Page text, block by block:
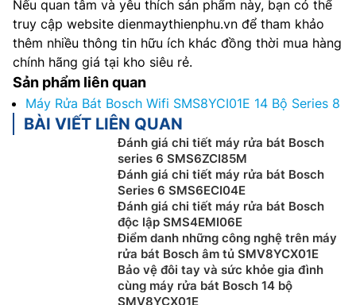
Nếu quan tâm và yêu thích sản phẩm này, bạn có thể
truy cập website dienmaythienphu.vn để tham khảo
thêm nhiều thông tin hữu ích khác đồng thời mua hàng
chính hãng giá tại kho siêu rẻ.
Sản phẩm liên quan
Máy Rửa Bát Bosch Wifi SMS8YCI01E 14 Bộ Series 8
BÀI VIẾT LIÊN QUAN
Đánh giá chi tiết máy rửa bát Bosch
series 6 SMS6ZCI85M
Đánh giá chi tiết máy rửa bát Bosch
Series 6 SMS6ECI04E
Đánh giá chi tiết máy rửa bát Bosch
độc lập SMS4EMI06E
Điểm danh những công nghệ trên máy
rửa bát Bosch âm tủ SMV8YCX01E
Bảo vệ đôi tay và sức khỏe gia đình
cùng máy rửa bát Bosch 14 bộ
SMV8YCX01E